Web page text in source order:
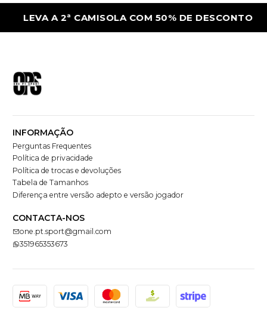
A 2ª CAMISOLA COM 50% DE DESCONTO
INFORMAÇÃO
Perguntas Frequentes
Política de privacidade
Política de trocas e devoluções
Tabela de Tamanhos
Diferença entre versão adepto e versão jogador
CONTACTA-NOS
one.pt.sport@gmail.com
351965353673